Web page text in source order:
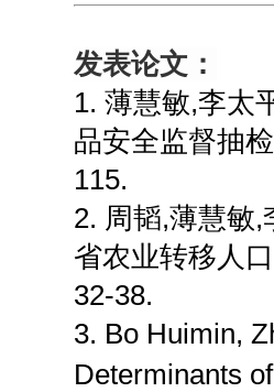
发表论文：
1. 薄慧敏,李太
品安全监督抽
115.
2. 周韬,薄慧敏,
省农业转移人
32-38.
3. BoHuimin,
Determinants